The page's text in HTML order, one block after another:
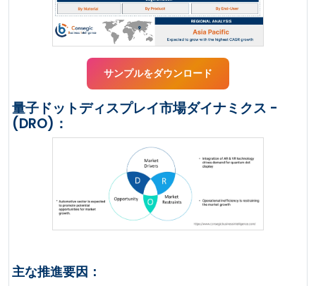
サンプルをダウンロード
量子ドットディスプレイ市場ダイナミクス -
(DRO)：
主な推進要因：